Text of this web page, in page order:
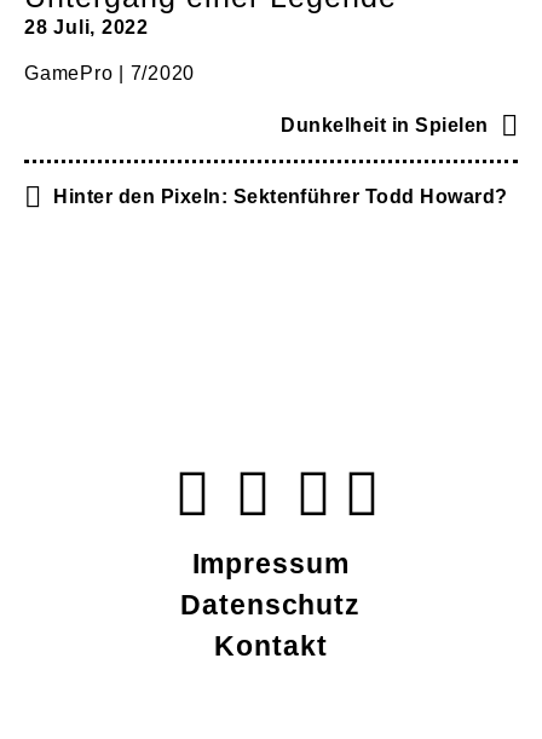
28 Juli, 2022
GamePro | 7/2020
Dunkelheit in Spielen
Hinter den Pixeln: Sektenführer Todd Howard?
Impressum
Datenschutz
Kontakt